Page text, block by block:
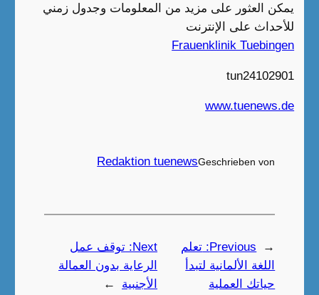
يمكن العثور على مزيد من المعلومات وجدول زمني
للأحداث على الإنترنت
Frauenklinik Tuebingen
tun24102901
www.tuenews.de
Geschrieben von
Redaktion tuenews
←
Previous:
تعلم
اللغة الألمانية لتبدأ
حياتك العملية
Next:
توقف عمل
الرعاية بدون العمالة
الأجنبية
→